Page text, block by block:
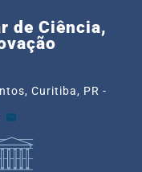
de Ciência,
Curitiba, PR -